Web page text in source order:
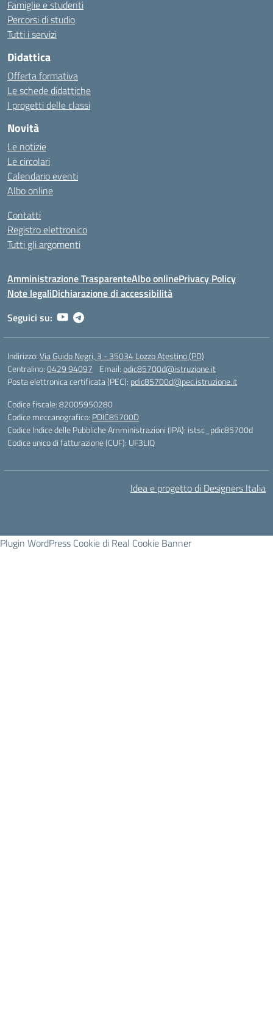
Famiglie e studenti
Percorsi di studio
Tutti i servizi
Didattica
Offerta formativa
Le schede didattiche
I progetti delle classi
Novità
Le notizie
Le circolari
Calendario eventi
Albo online
Contatti
Registro elettronico
Tutti gli argomenti
Amministrazione TrasparenteAlbo onlinePrivacy Policy
Note legaliDichiarazione di accessibilità
Seguici su:
Indirizzo:Via Guido Negri, 3 - 35034 Lozzo Atestino (PD)
Centralino:0429 94097 Email: pdic85700d@istruzione.it
Posta elettronica certificata (PEC): pdic85700d@pec.istruzione.it
Codice fiscale: 82005950280
Codice meccanografico: PDIC85700D
Codice Indice delle Pubbliche Amministrazioni (IPA): istsc_pdic85700d
Codice unico di fatturazione (CUF): UF3LIQ
Idea e progetto di Designers Italia
Plugin WordPress Cookie di Real Cookie Banner